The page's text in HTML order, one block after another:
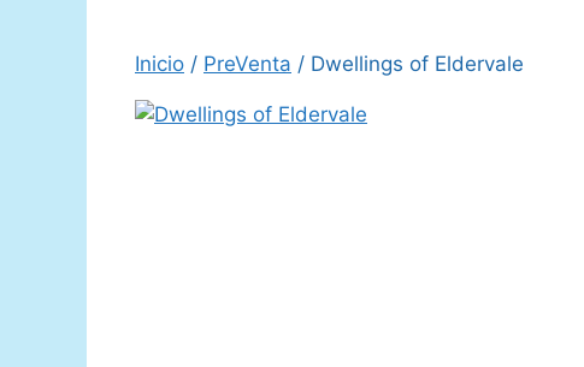
Inicio / PreVenta / Dwellings of Eldervale